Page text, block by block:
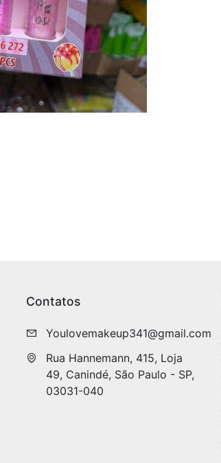
Contatos
Youlovemakeup341@gmail.com
Rua Hannemann, 415, Loja
49, Canindé, São Paulo - SP,
03031-040